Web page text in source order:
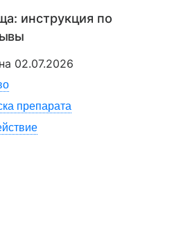
: инструкция по
02.07.2026
препарата